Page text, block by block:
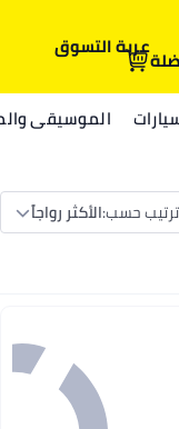
عربة التسوق
الموسيقى
ترتيب حسب:الأكثر رواجاً